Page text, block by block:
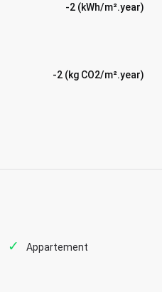
-2 (kWh/m².year)
-2 (kg CO2/m².year)
Appartement